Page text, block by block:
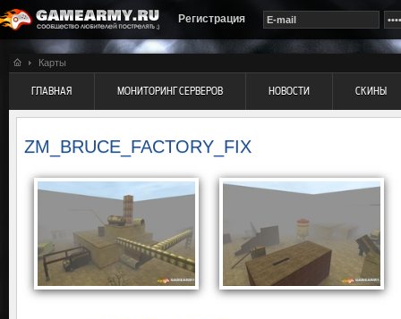
Регистрация
Карты
ГЛАВНАЯ МОНИТОРИНГ СЕРВЕРОВ НОВОСТИ СКИНЫ
ZM_BRUCE_FACTORY_FIX